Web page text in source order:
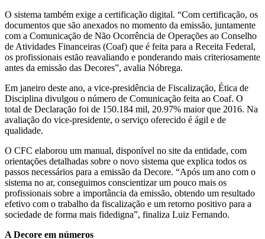
O sistema também exige a certificação digital. “Com certificação, os
documentos que são anexados no momento da emissão, juntamente
com a Comunicação de Não Ocorrência de Operações ao Conselho
de Atividades Financeiras (Coaf) que é feita para a Receita Federal,
os profissionais estão reavaliando e ponderando mais criteriosamente
antes da emissão das Decores”, avalia Nóbrega.
Em janeiro deste ano, a vice-presidência de Fiscalização, Ética de
Disciplina divulgou o número de Comunicação feita ao Coaf. O
total de Declaração foi de 150.184 mil, 20.97% maior que 2016. Na
avaliação do vice-presidente, o serviço oferecido é ágil e de
qualidade.
O CFC elaborou um manual, disponível no site da entidade, com
orientações detalhadas sobre o novo sistema que explica todos os
passos necessários para a emissão da Decore. “Após um ano com o
sistema no ar, conseguimos conscientizar um pouco mais os
profissionais sobre a importância da emissão, obtendo um resultado
efetivo com o trabalho da fiscalização e um retorno positivo para a
sociedade de forma mais fidedigna”, finaliza Luiz Fernando.
A Decore em números